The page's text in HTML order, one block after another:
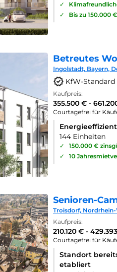
✓
✓
Bis zu 150.000
Betreutes
Ingolstadt, Bayern,
KfW-Standard
Kaufpreis:
355.500 € -
Courtagefrei für
144 Einheiten
✓
150.000 €
✓
10
Senioren-
Troisdorf,
Kaufpreis:
210.120 € -
Courtagefrei für
Standort
etabliert